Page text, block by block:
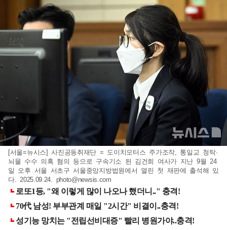
[서울=뉴시스] 사진공동취재단 = 도이치모터스 주가조작, 통일교 청탁·
뇌물 수수 의혹 혐의 등으로 구속기소 된 김건희 여사가 지난 9월 24
일 오후 서울 서초구 서울중앙지방법원에서 열린 첫 재판에 출석해 있
다. 2025.09.24. photo@newsis.com